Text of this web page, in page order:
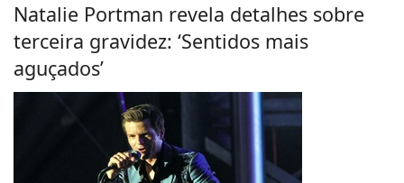
Natalie Portman revela detalhes sobre
terceira gravidez: ‘Sentidos mais
aguçados’